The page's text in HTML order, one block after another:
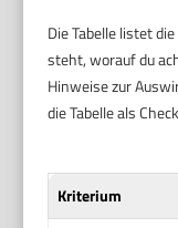
Die Tabelle listet
steht, worauf du
Hinweise zur
die Tabelle als
Kriterium